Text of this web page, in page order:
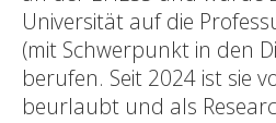
Universität auf die
(mit Schwerpunkt in den
berufen. Seit 2024 ist sie
beurlaubt und als